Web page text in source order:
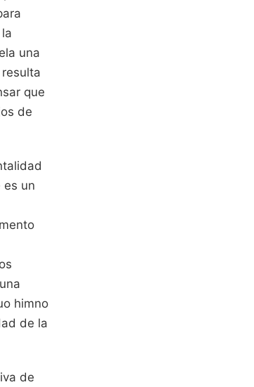
una
que
de
es un
himno
de la
de